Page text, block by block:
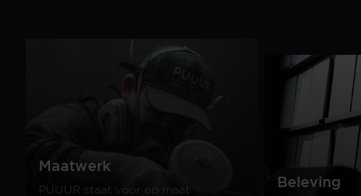
Maatwerk
PUUUR staat voor op maat
Beleving